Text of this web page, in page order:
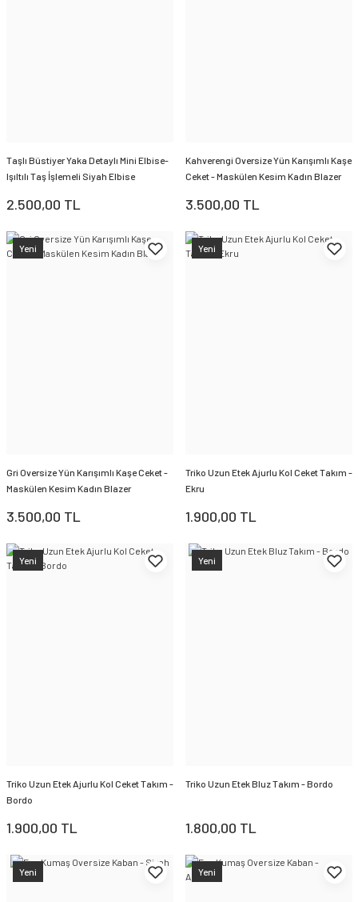
Taşlı Büstiyer Yaka Detaylı Mini Elbise-
Işıltılı Taş İşlemeli Siyah Elbise
2.500,00 TL
Kahverengi Oversize Yün Karışımlı Kaşe
Ceket - Maskülen Kesim Kadın Blazer
3.500,00 TL
Yeni
Gri Oversize Yün Karışımlı Kaşe Ceket -
Maskülen Kesim Kadın Blazer
3.500,00 TL
Yeni
Triko Uzun Etek Ajurlu Kol Ceket Takım -
Ekru
1.900,00 TL
Yeni
Triko Uzun Etek Ajurlu Kol Ceket Takım -
Bordo
1.900,00 TL
Yeni
Triko Uzun Etek Bluz Takım - Bordo
1.800,00 TL
Yeni Yeni